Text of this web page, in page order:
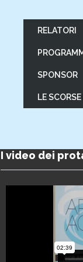
RELATORI
SPONSOR
LE
I video dei